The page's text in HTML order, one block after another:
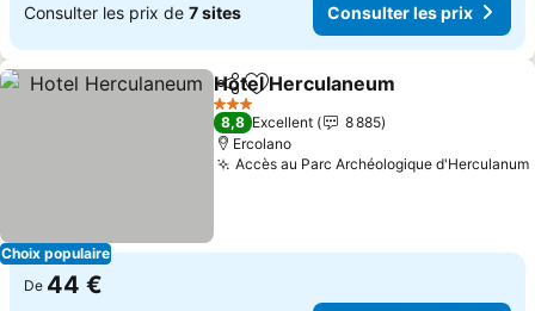
Consulter les prix de 7 sites Consulter les prix
Choix populaire
PartagerAjouter à mes favoris
Hotel Herculaneum
3 Étoiles
8,8 Excellent
8 885
Ercolano
Accès au Parc Archéologique d'Herculanum
De 44 €